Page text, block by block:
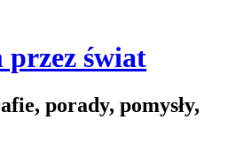
przez świat
porady, pomysły,